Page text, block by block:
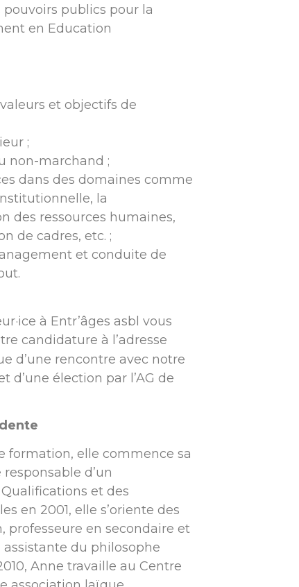
publics pour la
en Education
et objectifs de
;
non-marchand ;
dans des domaines comme
la
des ressources humaines,
de cadres, etc. ;
et conduite de
à Entr’âges asbl vous
candidature à l’adresse
d’une rencontre avec notre
d’une élection par l’AG de
formation, elle commence sa
d’un
et des
en 2001, elle s’oriente des
professeure en secondaire et
du philosophe
Anne travaille au Centre